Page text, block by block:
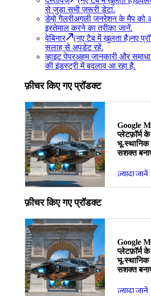
से जुड़ा सभी ज़रूरी डेटा.
डेमो गैलरीअगली जनरेशन के मैप को
इस्तेमाल करने का तरीका जानें.
वेबिनार
(नए टैब में खुलता है)नए
सलाह से अपडेट रहें.
व्हाइट पेपरअहम जानकारी और
की इंडस्ट्री में बदलाव आ रहा है.
फ़ीचर किए गए प्रॉडक्ट
Google
प्लेटफ़ॉर्म
भू-स्थानिक
सशक्त
ज़्यादा जानें
फ़ीचर किए गए प्रॉडक्ट
Google
प्लेटफ़ॉर्म
भू-स्थानिक
सशक्त
ज़्यादा जानें